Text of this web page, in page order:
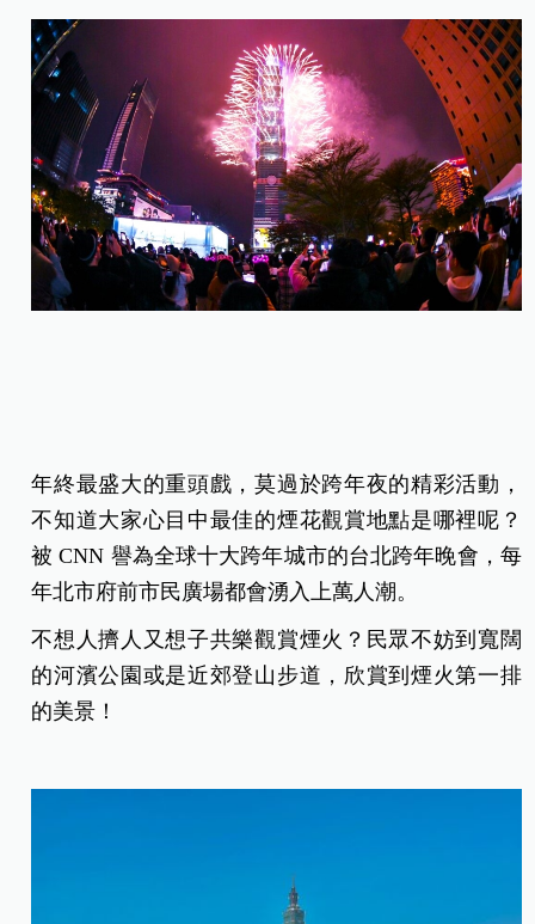
年終最盛大的重頭戲，莫過於跨年夜的精彩活動，
不知道大家心目中最佳的煙花觀賞地點是哪裡呢？
被 CNN 譽為全球十大跨年城市的台北跨年晚會，每
年北市府前市民廣場都會湧入上萬人潮。
不想人擠人又想子共樂觀賞煙火？民眾不妨到寬闊
的河濱公園或是近郊登山步道，欣賞到煙火第一排
的美景！